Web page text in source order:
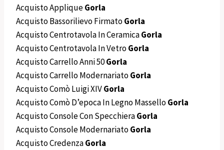
Acquisto AppliqueGorla
Acquisto Bassorilievo FirmatoGorla
Acquisto Centrotavola In CeramicaGorla
Acquisto Centrotavola In VetroGorla
Acquisto Carrello Anni 50Gorla
Acquisto Carrello ModernariatoGorla
Acquisto Comò Luigi XIVGorla
Acquisto Comò D’epoca In Legno MasselloGorla
Acquisto Console Con SpecchieraGorla
Acquisto Console ModernariatoGorla
Acquisto CredenzaGorla